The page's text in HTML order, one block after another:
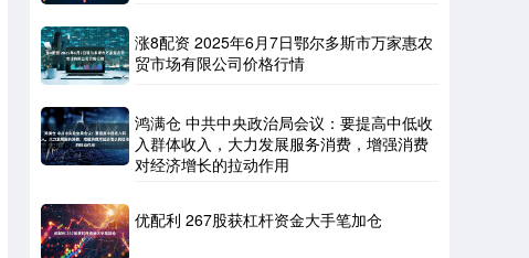
涨8配资 2025年6月7日鄂尔多斯市万家惠农
贸市场有限公司价格行情
鸿满仓 中共中央政治局会议：要提高中低收
入群体收入，大力发展服务消费，增强消费
对经济增长的拉动作用
优配利 267股获杠杆资金大手笔加仓